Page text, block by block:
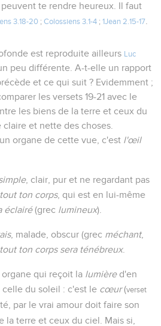
te rendre heureux. Il faut
3.18-20 ; Colossiens 3.1-4 ; 1Jean 2.15-17
est reproduite ailleurs
Luc
peu différente. A-t-elle un rapport
et ce qui suit ? Evidemment ;
les versets 19-21 avec le
les biens de la terre et ceux du
et nette des choses.
organe de cette vue, c'est l'œil
, clair, pur et ne regardant pas
tout ton corps, qui est en lui-même
éclairé(grec lumineux).
, malade, obscur (grec méchant,
tout ton corps sera ténébreux.
qui reçoit la lumièred'en
du soleil : c'est le cœur(verset
par le vrai amour doit faire son
la terre et ceux du ciel. Mais si,